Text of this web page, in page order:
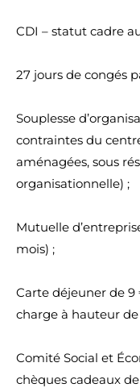
CDI – statut cadre
27 jours de congés
Souplesse
contraintes du
aménagées, sous
organisationnelle) ;
Mutuelle
mois) ;
Carte déjeuner de 9
charge à hauteur
Comité Social et
chèques cadeaux